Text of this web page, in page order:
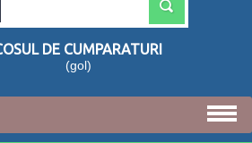
DE CUMPARATURI
(gol)